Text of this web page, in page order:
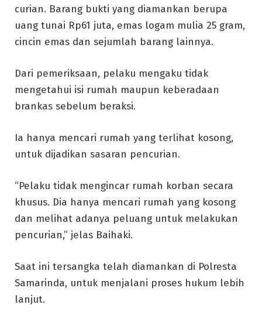
curian. Barang bukti yang diamankan berupa
uang tunai Rp61 juta, emas logam mulia 25 gram,
cincin emas dan sejumlah barang lainnya.
Dari pemeriksaan, pelaku mengaku tidak
mengetahui isi rumah maupun keberadaan
brankas sebelum beraksi.
Ia hanya mencari rumah yang terlihat kosong,
untuk dijadikan sasaran pencurian.
“Pelaku tidak mengincar rumah korban secara
khusus. Dia hanya mencari rumah yang kosong
dan melihat adanya peluang untuk melakukan
pencurian,” jelas Baihaki.
Saat ini tersangka telah diamankan di Polresta
Samarinda, untuk menjalani proses hukum lebih
lanjut.